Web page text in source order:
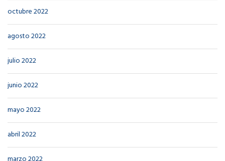
octubre 2022
agosto 2022
julio 2022
junio 2022
mayo 2022
abril 2022